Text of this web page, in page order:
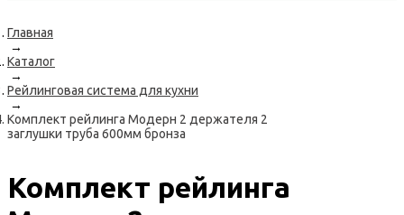
Главная
→
Каталог
→
Рейлинговая система для кухни
→
Комплект рейлинга Модерн 2 держателя 2
заглушки труба 600мм бронза
Комплект рейлинга